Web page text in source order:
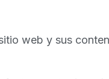
web y sus